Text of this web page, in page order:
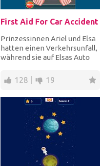
First Aid For Car Accident
Prinzessinnen Ariel und Elsa
hatten einen Verkehrsunfall,
während sie auf Elsas Auto
128 19